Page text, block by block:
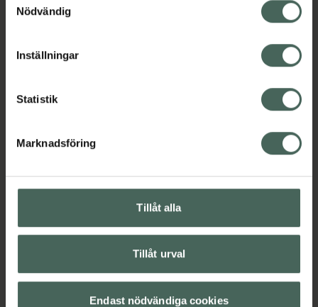
återkalla ditt samtycke via webbplatsens
cookieinställningar. Ett återkallat samtycke påverkar inte
lagligheten av behandling som skett innan återkallelsen.
Nödvändig
Inställningar
Statistik
Marknadsföring
Tillåt alla
Tillåt urval
Endast nödvändiga cookies
Instruktioner Visa
Upptäck flera produkter inom
Inpackning och hårkurer
Kroppsvård
Reseförpackningar
Reseförpackningar
Vegansk hårvård
Veganska produkter